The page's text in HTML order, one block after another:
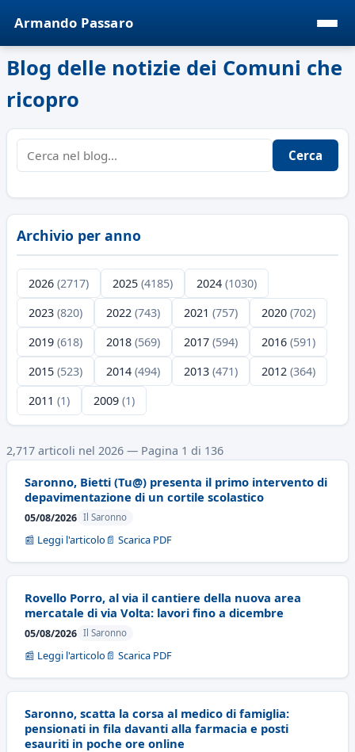
Armando Passaro
Blog delle notizie dei Comuni che
ricopro
Cerca
Archivio per anno
2026 (2717) 2025 (4185) 2024 (1030)
2023 (820) 2022 (743) 2021 (757) 2020 (702)
2019 (618) 2018 (569) 2017 (594) 2016 (591)
2015 (523) 2014 (494) 2013 (471) 2012 (364)
2011 (1) 2009 (1)
2,717 articoli nel 2026 — Pagina 1 di 136
Saronno, Bietti (Tu@) presenta il primo intervento di
depavimentazione di un cortile scolastico
05/08/2026 Il Saronno
📰 Leggi l'articolo 📄 Scarica PDF
Rovello Porro, al via il cantiere della nuova area
mercatale di via Volta: lavori fino a dicembre
05/08/2026 Il Saronno
📰 Leggi l'articolo 📄 Scarica PDF
Saronno, scatta la corsa al medico di famiglia:
pensionati in fila davanti alla farmacia e posti
esauriti in poche ore online